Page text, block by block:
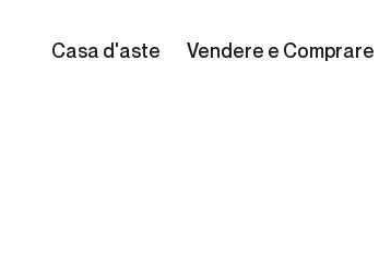
Casa d'aste Vendere e Comprare